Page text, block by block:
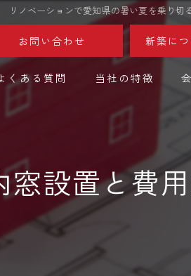
リノベーションで愛知県の暑い夏を乗り切
お問い合わせ 新築に
くある質問 当社の特徴
不動産
設置と費